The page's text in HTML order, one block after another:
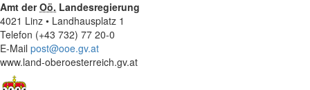
Amt derOö. Landesregierung
4021 Linz • Landhausplatz 1
Telefon (+43 732) 77 20-0
E-Mail post@ooe.gv.at
www.land-oberoesterreich.gv.at